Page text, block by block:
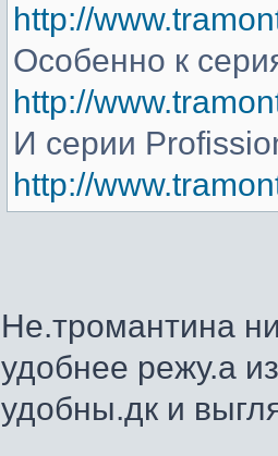
http://
Особенно к
http://
И серии
http://
Не.тромантина
удобнее режу.а
удобны.дк и